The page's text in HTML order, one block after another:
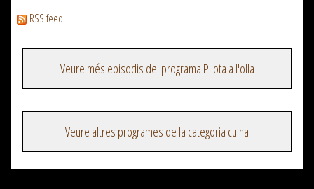
RSS feed
Veure més episodis del programa Pilota a l'olla
Veure altres programes de la categoria cuina